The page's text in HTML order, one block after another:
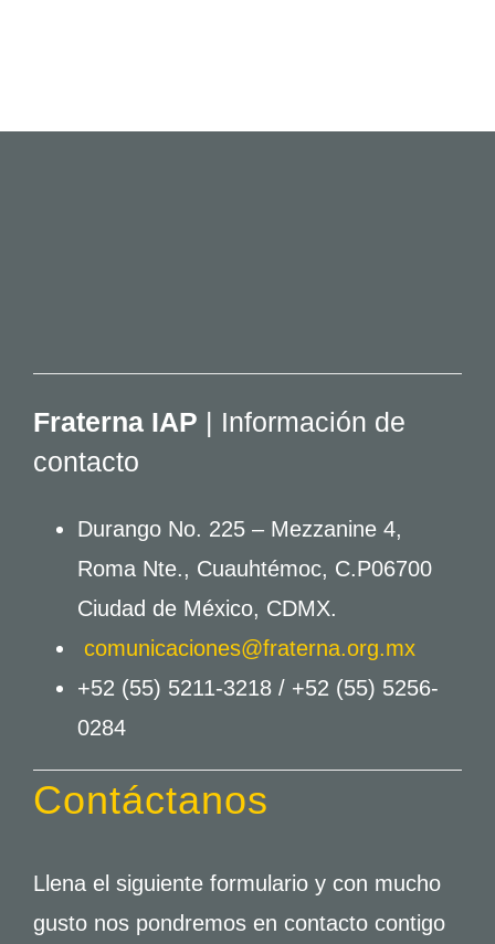
Fraterna IAP | Información de
contacto
Durango No. 225 – Mezzanine 4,
Roma Nte., Cuauhtémoc, C.P06700
Ciudad de México, CDMX.
comunicaciones@fraterna.org.mx
+52 (55) 5211-3218 / +52 (55) 5256-
0284
Contáctanos
Llena el siguiente formulario y con mucho
gusto nos pondremos en contacto contigo